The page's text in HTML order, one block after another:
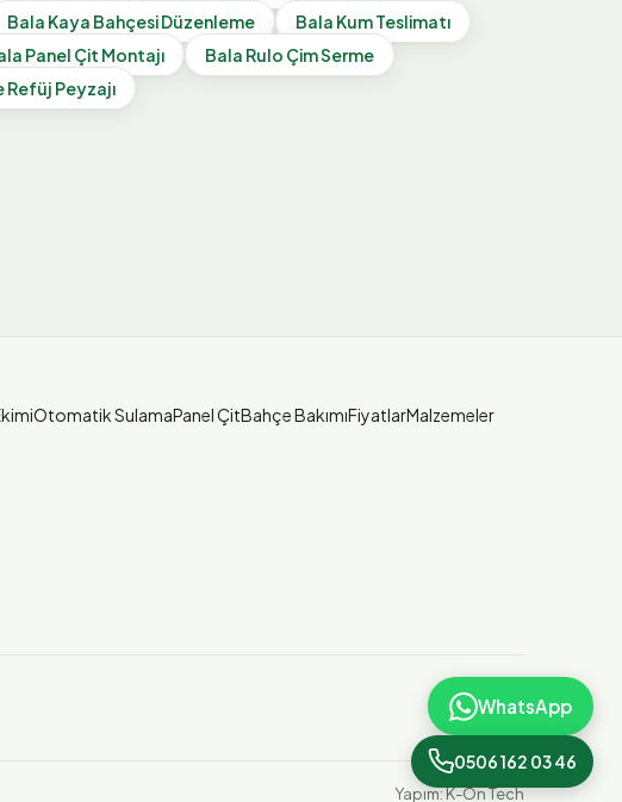
Bala Kaya Bahçesi Düzenleme Bala Kum Teslimatı
Panel Çit Montajı Bala Rulo Çim Serme
Refüj Peyzajı
Otomatik SulamaPanel ÇitBahçe BakımıFiyatlarMalzemeler
Yapım:K-On Tech
WhatsApp
0506 162 03 46